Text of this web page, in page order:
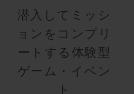
潜入してミッシ
ョンをコンプリ
ートする体験型
ゲーム・イベン
ト